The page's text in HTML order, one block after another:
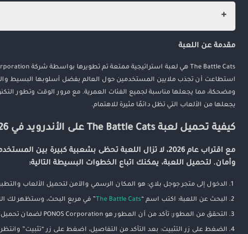
مقدمة عن اللعبة
كيفية تحميل لعبة The Battle Cats على الأندرويد في 2026
مع اقتراب عام 2026، لا تزال اللعبة تحظى بشعبية كبيرة بين
يمكنك اتباع الخطوات البسيطة التالية:
تتميز لعبة The Battle Cats بعدة مميزات تجعلها من الألعاب المفضلة للكثير من المستخدمين، ومن أبرزها:
كيفية اللعب والاستراتيجية
لماذا يُنصح بتحميل لعبة The Battle Cats في 2026؟
مقدمة عن اللعبة
استطاعت أن تجذب ملايين المستخدمين حول العالم بفضل أسلوبها البسيط
ومضحكة، مما يجعلها مناسبة لجميع الفئات العمرية. مع مرور الوقت وتطور
يجعلها من الألعاب التي تظل دائمًا مثيرة للاهتمام.
كيفية تحميل لعبة The Battle Cats على الأندرويد في 2026
مع اقتراب عام 2026، لا تزال اللعبة تحظى بشعبية كبيرة
وأمان. لتحميل اللعبة، يمكنك اتباع الخطوات البسيطة التالية:
الدخول إلى متجر جوجل بلاي: هو المكان الرسمي والآمن لتحميل الألعاب
البحث عن اللعبة: اكتب اسم “The Battle Cats ” في مربع البحث، وستظهر لك
التحقق من المطور: تأكد من أن المطور هو PONOS Corporation لضمان تحميل نسخة أصلية وآمنة.
الضغط على زر التثبيت: بعد التأكد من التفاصيل، اضغط على زر “تثبيت”